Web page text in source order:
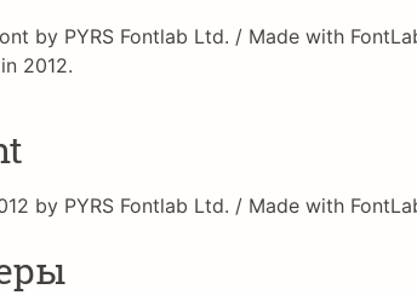
by PYRS Fontlab Ltd. / Made with
2012.
by PYRS Fontlab Ltd. / Made with